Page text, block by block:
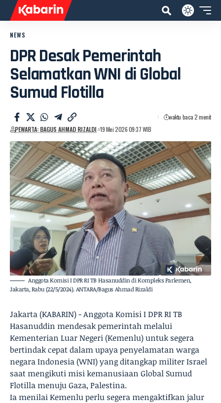
NEWS
DPR Desak Pemerintah
Selamatkan WNI di Global
Sumud Flotilla
PEWARTA: BAGUS AHMAD RIZALDI 19 Mei 2026 09:37 WIB
waktu baca 2 menit
Anggota Komisi I DPR RI TB Hasanuddin di Kompleks Parlemen,
Jakarta, Rabu (22/5/2024). ANTARA/Bagus Ahmad Rizaldi
Jakarta (KABARIN) - Anggota Komisi I DPR RI TB
Hasanuddin mendesak pemerintah melalui
Kementerian Luar Negeri (Kemenlu) untuk segera
bertindak cepat dalam upaya penyelamatan warga
negara Indonesia (WNI) yang ditangkap militer Israel
saat mengikuti misi kemanusiaan Global Sumud
Flotilla menuju Gaza, Palestina.
Ia menilai Kemenlu perlu segera mengaktifkan jalur